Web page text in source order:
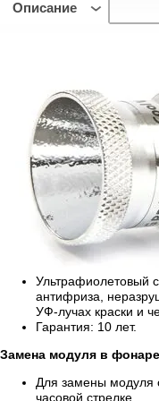
Описание
Ультрафиолетовый
антифриза,
УФ-лучах краски и
Гарантия: 10 лет.
Замена модуля в
Для замены модуля
часовой стрелке.